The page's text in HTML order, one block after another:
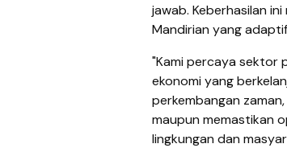
jawab. Keberhasilan
Mandirian yang
"Kami percaya sektor
ekonomi yang
perkembangan
maupun memastikan
lingkungan dan